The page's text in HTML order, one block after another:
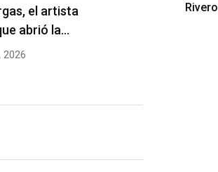
el artista
abrió la…